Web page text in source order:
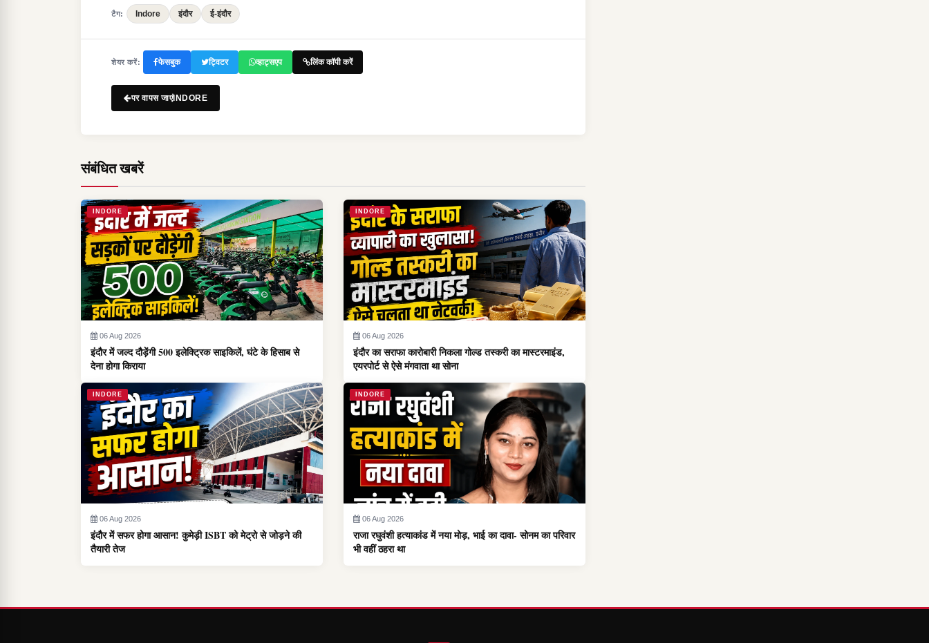
टैग: Indore इंदौर ई-इंदौर
शेयर करें: फेसबुक ट्विटर व्हाट्सएप लिंक कॉपी करें
पर वापस जाएंINDORE
संबंधित खबरें
INDORE
06 Aug 2026
इंदौर में जल्द दौड़ेंगी 500 इलेक्ट्रिक साइकिलें, घंटे के हिसाब से
देना होगा किराया
INDORE
06 Aug 2026
इंदौर का सराफा कारोबारी निकला गोल्ड तस्करी का मास्टरमाइंड,
एयरपोर्ट से ऐसे मंगवाता था सोना
INDORE
06 Aug 2026
इंदौर में सफर होगा आसान! कुमेड़ी ISBT को मेट्रो से जोड़ने की
तैयारी तेज
INDORE
06 Aug 2026
राजा रघुवंशी हत्याकांड में नया मोड़, भाई का दावा- सोनम का परिवार
भी वहीं ठहरा था